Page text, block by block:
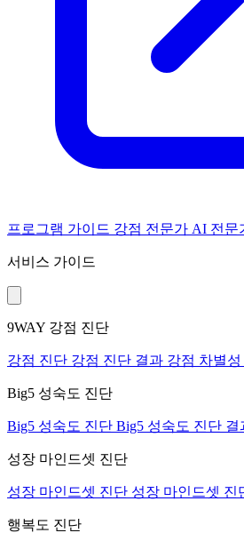
프로그램 가이드 강점 전문가 AI 전문
서비스 가이드
9WAY 강점 진단
강점 진단 강점 진단 결과 강점 차별
Big5 성숙도 진단
Big5 성숙도 진단 Big5 성숙도 진단 결
성장 마인드셋 진단
성장 마인드셋 진단 성장 마인드셋 진
행복도 진단